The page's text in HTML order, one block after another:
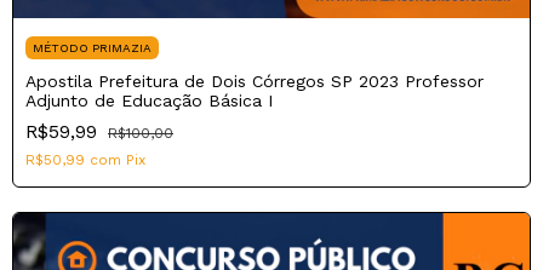
MÉTODO PRIMAZIA
Apostila Prefeitura de Dois Córregos SP 2023 Professor
Adjunto de Educação Básica I
R$59,99
R$100,00
R$50,99 com Pix